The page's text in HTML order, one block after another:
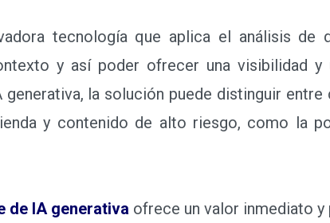
tecnología que aplica el análisis de
y así poder ofrecer una visibilidad
generativa, la solución puede distinguir
y contenido de alto riesgo, como la
de IA generativa ofrece un valor inmediato